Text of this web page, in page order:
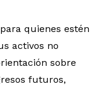
quienes estén
activos no
sobre
futuros,